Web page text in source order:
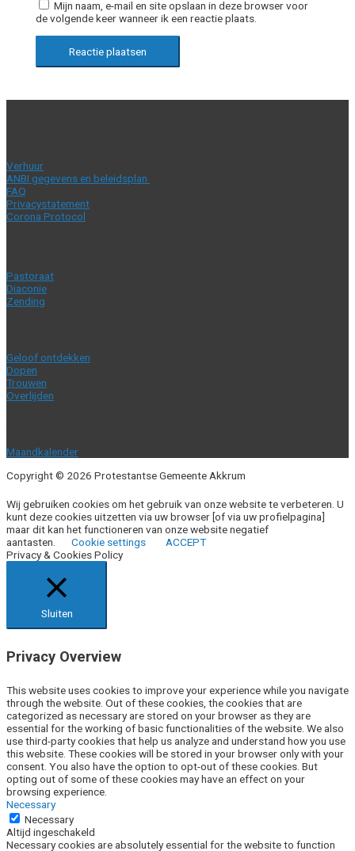
Mijn naam, e-mail en site opslaan in deze browser voor
de volgende keer wanneer ik een reactie plaats.
Verhuur
ANBI gegevens en beleidsplan
FAQ
Privacystatement
Corona Protocol
Pastoraat
Diaconie
Zending
Geloof ontdekken
Dopen
Trouwen
Overlijden
Maandkalender
Copyright © 2026 Protestantse Gemeente Akkrum
Wij gebruiken cookies om het gebruik van onze website te verbeteren. U
kunt deze cookies uitzetten via uw browser [of via uw profielpagina]
maar dit kan het functioneren van onze website negatief
aantasten.
Cookie settings
ACCEPT
Privacy & Cookies Policy
Sluiten
Privacy Overview
This website uses cookies to improve your experience while you navigate
through the website. Out of these cookies, the cookies that are
categorized as necessary are stored on your browser as they are
essential for the working of basic functionalities of the website. We also
use third-party cookies that help us analyze and understand how you use
this website. These cookies will be stored in your browser only with your
consent. You also have the option to opt-out of these cookies. But
opting out of some of these cookies may have an effect on your
browsing experience.
Necessary
Necessary
Altijd ingeschakeld
Necessary cookies are absolutely essential for the website to function